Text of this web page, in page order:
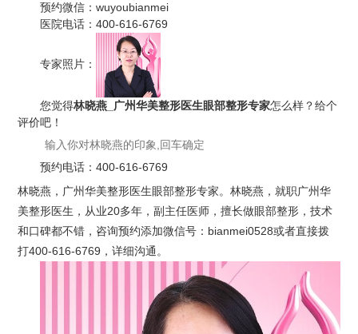
预约微信：wuyoubianmei
医院电话：400-616-6769
专家照片：
您觉得林晓燕_广州华美整形医生眼部整形专家怎么样？给个
评价吧！
预约电话：400-616-6769
林晓燕，广州华美整形医生眼部整形专家。林晓燕，就职广州华
美整形医生，从业20多年，副主任医师，擅长做眼部整形，技术
和口碑都不错，咨询预约添加微信号：bianmei0528或者直接拨
打400-616-6769，详细沟通。